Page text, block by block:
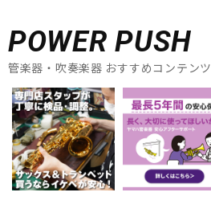
POWER PUSH
管楽器・吹奏楽器 おすすめコンテンツ